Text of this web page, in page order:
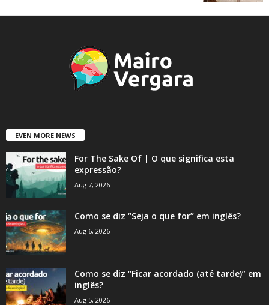
EVEN MORE NEWS
For The Sake Of | O que significa esta
expressão?
Aug 7, 2026
Como se diz “Seja o que for” em inglês?
Aug 6, 2026
Como se diz “Ficar acordado (até tarde)” em
inglês?
Aug 5, 2026